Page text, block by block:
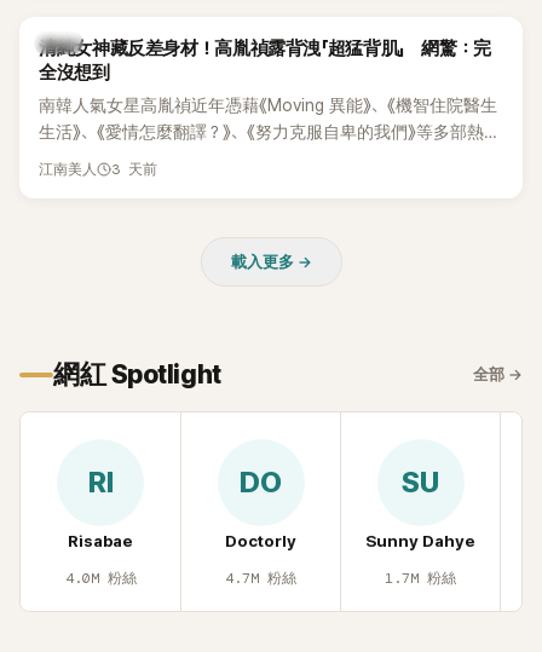
韓星
清純女神藏反差身材！高胤禎露背洩「超猛背肌」 網驚：完
全沒想到
南韓人氣女星高胤禎近年憑藉《Moving 異能》、《機智住院醫生
生活》、《愛情怎麼翻譯？》、《努力克服自卑的我們》等多部熱門
作品，躍升為韓劇新一代女神代表，不僅演技備受肯定，精緻
傻直呼：「原來她身材這麼猛！」
江南美人 3 天前
載入更多 →
網紅 Spotlight 全部 →
RI
Risabae
4.0M 粉絲
DO
Doctorly
4.7M 粉絲
SU
Sunny Dahye
1.7M 粉絲